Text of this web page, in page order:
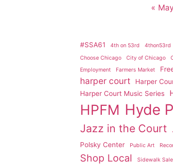
«
#SSA61 4th on 53rd 4thon53rd
Choose Chicago
City of Chicago
Employment Farmers Market
harper court
Harper
Harper Court Music Series
HPFM Hyde
Jazz in the Court
Polsky Center Public Art
Shop Local Sidewalk Sale